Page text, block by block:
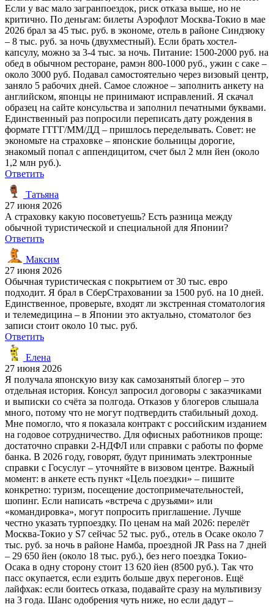
Если у вас мало загранпоездок, риск отказа выше, но не
критично. По деньгам: билеты Аэрофлот Москва-Токио в мае
2026 брал за 45 тыс. руб. в экономе, отель в районе Синдзюку
– 8 тыс. руб. за ночь (двухместный). Если брать хостел-
капсулу, можно за 3-4 тыс. за ночь. Питание: 1500-2000 руб. на
обед в обычном ресторане, рамэн 800-1000 руб., ужин с саке –
около 3000 руб. Подавал самостоятельно через визовый центр,
заняло 5 рабочих дней. Самое сложное – заполнить анкету на
английском, японцы не принимают исправлений. Я скачал
образец на сайте консульства и заполнил печатными буквами.
Единственный раз попросили переписать дату рождения в
формате ГГГГ/ММ/ДД – пришлось переделывать. Совет: не
экономьте на страховке – японские больницы дорогие,
знакомый попал с аппендицитом, счет был 2 млн йен (около
1,2 млн руб.).
Ответить
Татьяна
27 июня 2026
А страховку какую посоветуешь? Есть разница между
обычной туристической и специальной для Японии?
Ответить
Максим
27 июня 2026
Обычная туристическая с покрытием от 30 тыс. евро
подходит. Я брал в СберСтраховании за 1500 руб. на 10 дней.
Единственное, проверьте, входят ли экстренная стоматология
и телемедицина – в Японии это актуально, стоматолог без
записи стоит около 10 тыс. руб.
Ответить
Елена
27 июня 2026
Я получала японскую визу как самозанятый блогер – это
отдельная история. Консул запросил договоры с заказчиками
и выписки со счёта за полгода. Отказов у блогеров слышала
много, потому что не могут подтвердить стабильный доход.
Мне помогло, что я показала контракт с российским изданием
на годовое сотрудничество. Для офисных работников проще:
достаточно справки 2-НДФЛ или справки с работы по форме
банка. В 2026 году, говорят, будут принимать электронные
справки с Госуслуг – уточняйте в визовом центре. Важный
момент: в анкете есть пункт «Цель поездки» – пишите
конкретно: туризм, посещение достопримечательностей,
шопинг. Если написать «встреча с друзьями» или
«командировка», могут попросить приглашение. Лучше
честно указать турпоездку. По ценам на май 2026: перелёт
Москва-Токио у S7 сейчас 52 тыс. руб., отель в Осаке около 7
тыс. руб. за ночь в районе Намба, проездной JR Pass на 7 дней
– 29 650 йен (около 18 тыс. руб.), без него поездка Токио-
Осака в одну сторону стоит 13 620 йен (8500 руб.). Так что
пасс окупается, если ездить больше двух перегонов. Ещё
лайфхак: если боитесь отказа, подавайте сразу на мультивизу
на 3 года. Шанс одобрения чуть ниже, но если дадут –